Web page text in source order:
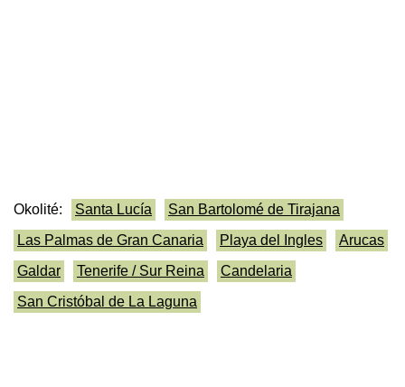
Okolité: Santa Lucía
San Bartolomé de Tirajana
Las Palmas de Gran Canaria
Playa del Ingles
Arucas
Galdar
Tenerife / Sur Reina
Candelaria
San Cristóbal de La Laguna